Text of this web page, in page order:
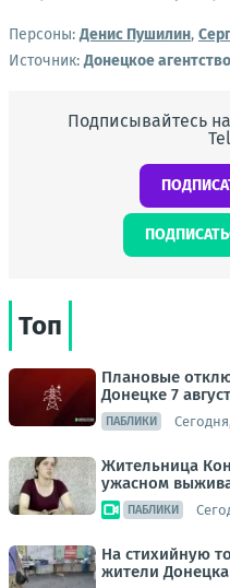
Персоны: Денис Пушилин,
Источник:Донецкое
Подписывайтесь
Топ
Плановые
Донецке 7
ПАБЛИКИ
Жительница
ужасном
ПАБЛИКИ
На стихийную
жители Донецка